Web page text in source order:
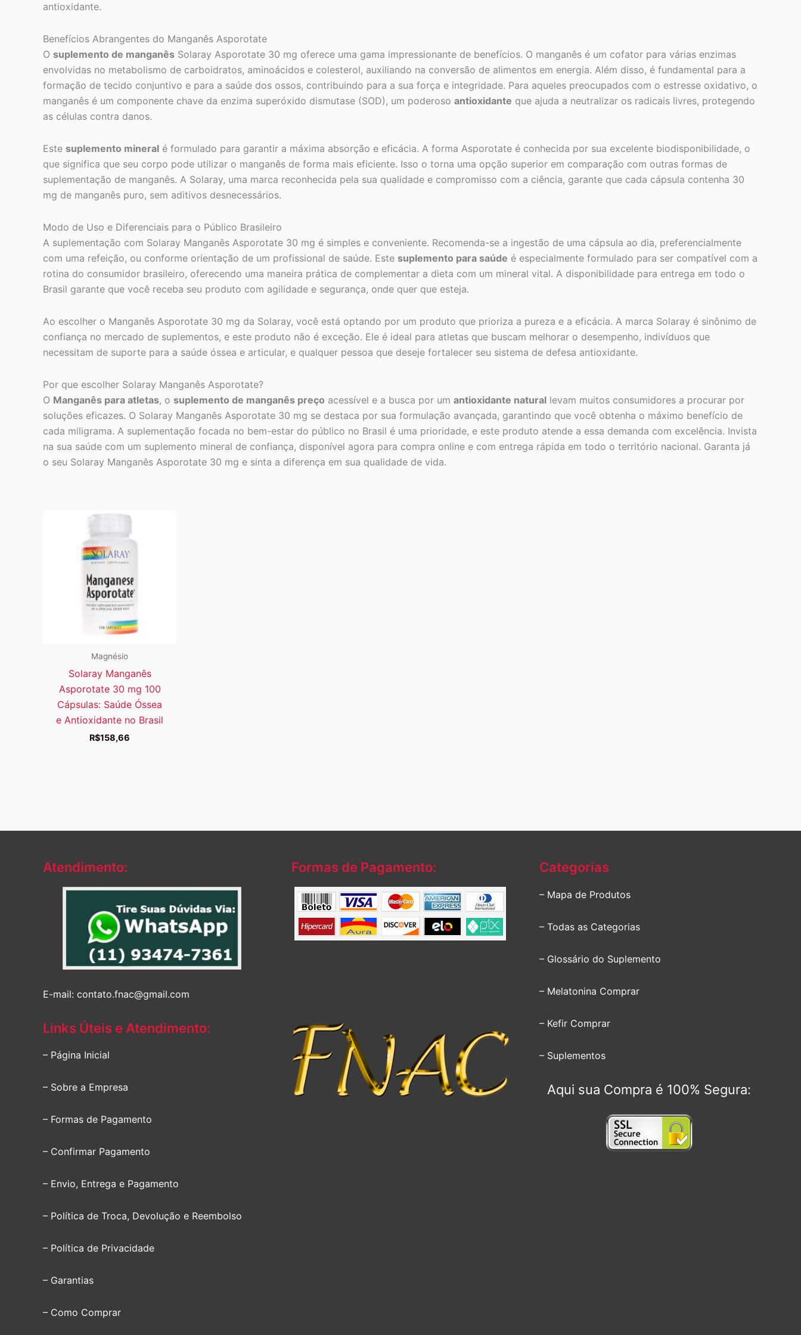
antioxidante.
Benefícios Abrangentes do Manganês Asporotate
O suplemento de manganês Solaray Asporotate 30 mg oferece uma gama impressionante de benefícios. O manganês é um cofator para várias enzimas
envolvidas no metabolismo de carboidratos, aminoácidos e colesterol, auxiliando na conversão de alimentos em energia. Além disso, é fundamental para a
formação de tecido conjuntivo e para a saúde dos ossos, contribuindo para a sua força e integridade. Para aqueles preocupados com o estresse oxidativo, o
manganês é um componente chave da enzima superóxido dismutase (SOD), um poderoso antioxidante que ajuda a neutralizar os radicais livres, protegendo
as células contra danos.
Este suplemento mineral é formulado para garantir a máxima absorção e eficácia. A forma Asporotate é conhecida por sua excelente biodisponibilidade, o
que significa que seu corpo pode utilizar o manganês de forma mais eficiente. Isso o torna uma opção superior em comparação com outras formas de
suplementação de manganês. A Solaray, uma marca reconhecida pela sua qualidade e compromisso com a ciência, garante que cada cápsula contenha 30
mg de manganês puro, sem aditivos desnecessários.
Modo de Uso e Diferenciais para o Público Brasileiro
A suplementação com Solaray Manganês Asporotate 30 mg é simples e conveniente. Recomenda-se a ingestão de uma cápsula ao dia, preferencialmente
com uma refeição, ou conforme orientação de um profissional de saúde. Este suplemento para saúde é especialmente formulado para ser compatível com a
rotina do consumidor brasileiro, oferecendo uma maneira prática de complementar a dieta com um mineral vital. A disponibilidade para entrega em todo o
Brasil garante que você receba seu produto com agilidade e segurança, onde quer que esteja.
Ao escolher o Manganês Asporotate 30 mg da Solaray, você está optando por um produto que prioriza a pureza e a eficácia. A marca Solaray é sinônimo de
confiança no mercado de suplementos, e este produto não é exceção. Ele é ideal para atletas que buscam melhorar o desempenho, indivíduos que
necessitam de suporte para a saúde óssea e articular, e qualquer pessoa que deseje fortalecer seu sistema de defesa antioxidante.
Por que escolher Solaray Manganês Asporotate?
O Manganês para atletas, o suplemento de manganês preço acessível e a busca por um antioxidante natural levam muitos consumidores a procurar por
soluções eficazes. O Solaray Manganês Asporotate 30 mg se destaca por sua formulação avançada, garantindo que você obtenha o máximo benefício de
cada miligrama. A suplementação focada no bem-estar do público no Brasil é uma prioridade, e este produto atende a essa demanda com excelência. Invista
na sua saúde com um suplemento mineral de confiança, disponível agora para compra online e com entrega rápida em todo o território nacional. Garanta já
o seu Solaray Manganês Asporotate 30 mg e sinta a diferença em sua qualidade de vida.
Magnésio
Solaray Manganês
Asporotate 30 mg 100
Cápsulas: Saúde Óssea
e Antioxidante no Brasil
R$158,66
Atendimento:
E-mail: contato.fnac@gmail.com
Links Úteis e Atendimento:
– Página Inicial
– Sobre a Empresa
– Formas de Pagamento
– Confirmar Pagamento
– Envio, Entrega e Pagamento
– Política de Troca, Devolução e Reembolso
– Política de Privacidade
– Garantias
– Como Comprar
Formas de Pagamento: Categorias
– Mapa de Produtos
– Todas as Categorias
– Glossário do Suplemento
– Melatonina Comprar
– Kefir Comprar
– Suplementos
Aqui sua Compra é 100% Segura: